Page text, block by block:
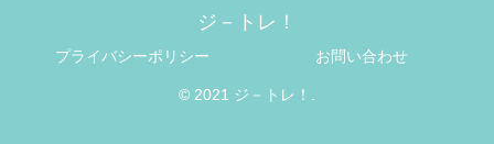
ジ－トレ！
プライバシーポリシー お問い合わせ
© 2021 ジ－トレ！.